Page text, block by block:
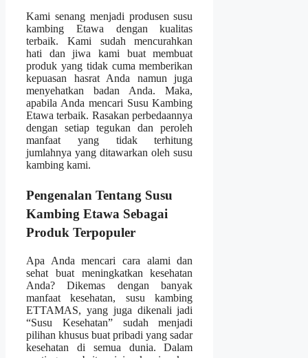
Kami senang menjadi produsen susu
kambing Etawa dengan kualitas
terbaik. Kami sudah mencurahkan
hati dan jiwa kami buat membuat
produk yang tidak cuma memberikan
kepuasan hasrat Anda namun juga
menyehatkan badan Anda. Maka,
apabila Anda mencari Susu Kambing
Etawa terbaik. Rasakan perbedaannya
dengan setiap tegukan dan peroleh
manfaat yang tidak terhitung
jumlahnya yang ditawarkan oleh susu
kambing kami.
Pengenalan Tentang Susu
Kambing Etawa Sebagai
Produk Terpopuler
Apa Anda mencari cara alami dan
sehat buat meningkatkan kesehatan
Anda? Dikemas dengan banyak
manfaat kesehatan, susu kambing
ETTAMAS, yang juga dikenali jadi
“Susu Kesehatan” sudah menjadi
pilihan khusus buat pribadi yang sadar
kesehatan di semua dunia. Dalam